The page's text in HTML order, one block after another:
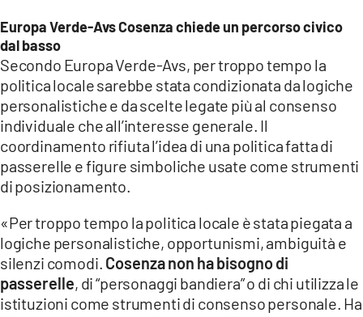
Europa Verde-Avs Cosenza chiede un percorso civico
dal basso
Secondo Europa Verde-Avs, per troppo tempo la
politica locale sarebbe stata condizionata da logiche
personalistiche e da scelte legate più al consenso
individuale che all’interesse generale. Il
coordinamento rifiuta l’idea di una politica fatta di
passerelle e figure simboliche usate come strumenti
di posizionamento.
«Per troppo tempo la politica locale è stata piegata a
logiche personalistiche, opportunismi, ambiguità e
silenzi comodi. Cosenza non ha bisogno di
passerelle, di “personaggi bandiera” o di chi utilizza le
istituzioni come strumenti di consenso personale. Ha